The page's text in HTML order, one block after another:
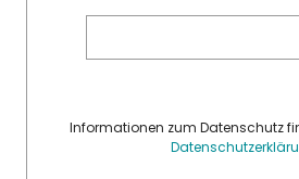
Informationen zum Datenschutz